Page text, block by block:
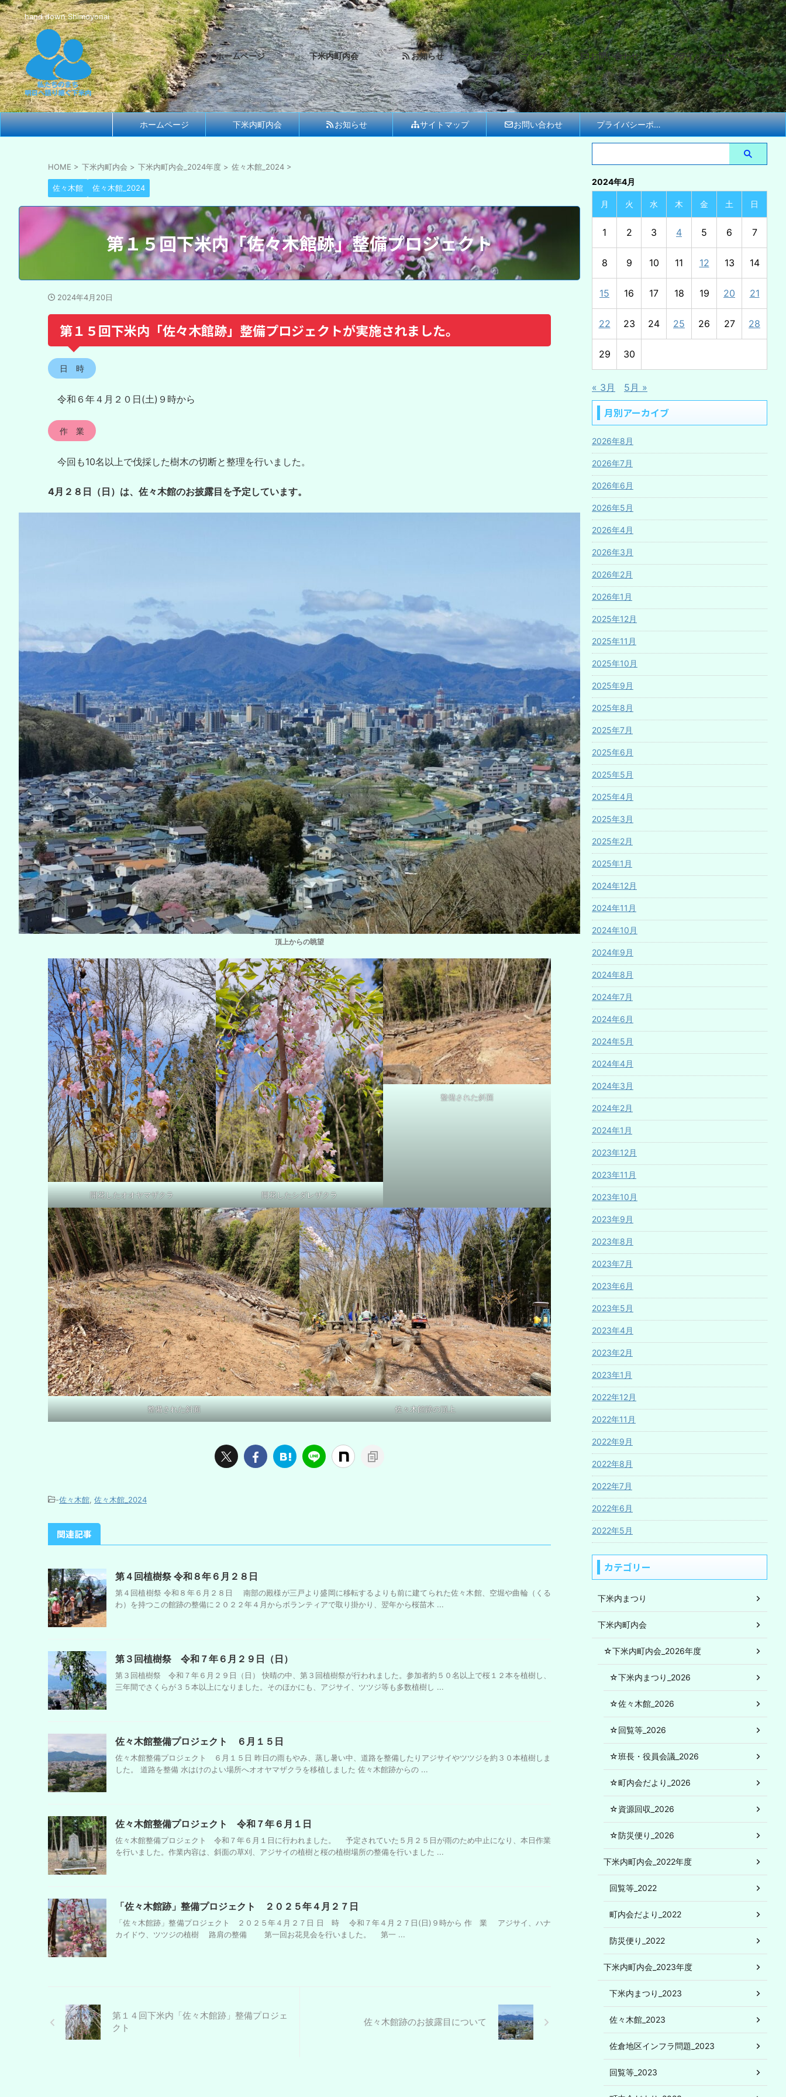
hand down Shimoyonai
ホームページ 下米内町内会 お知らせ サイトマップ お問い合わせ プライバシーポリシー
ホームページ 下米内町内会 お知らせ サイトマップ お問い合わせ プライバシーポリシー
HOME > 下米内町内会 > 下米内町内会_2024年度 > 佐々木館_2024 >
佐々木館 佐々木館_2024
第１５回下米内「佐々木館跡」整備プロジェクト
2024年4月20日
第１５回下米内「佐々木館跡」整備プロジェクトが実施されました。
日 時
令和６年４月２０日(土)９時から
作 業
今回も10名以上で伐採した樹木の切断と整理を行いました。
4月２８日（日）は、佐々木館のお披露目を予定しています。
頂上からの眺望
開花したオオヤマザクラ 開花したシダレザクラ
整備された斜面
整備された斜面 佐々木館跡の頂上
-佐々木館, 佐々木館_2024
関連記事
第４回植樹祭 令和８年６月２８日
第４回植樹祭 令和８年６月２８日 南部の殿様が三戸より盛岡に移転するよりも前に建てられた佐々木館、空堀や曲輪（くる
わ）を持つこの館跡の整備に２０２２年４月からボランティアで取り掛かり、翌年から桜苗木 ...
第３回植樹祭 令和７年６月２９日（日）
第３回植樹祭 令和７年６月２９日（日） 快晴の中、第３回植樹祭が行われました。参加者約５０名以上で桜１２本を植樹し、
三年間でさくらが３５本以上になりました。そのほかにも、アジサイ、ツツジ等も多数植樹し ...
佐々木館整備プロジェクト ６月１５日
佐々木館整備プロジェクト ６月１５日 昨日の雨もやみ、蒸し暑い中、道路を整備したりアジサイやツツジを約３０本植樹しま
した。 道路を整備 水はけのよい場所へオオヤマザクラを移植しました 佐々木館跡からの ...
佐々木館整備プロジェクト 令和７年６月１日
佐々木館整備プロジェクト 令和７年６月１日に行われました。 予定されていた５月２５日が雨のため中止になり、本日作業
を行いました。作業内容は、斜面の草刈、アジサイの植樹と桜の植樹場所の整備を行いました ...
「佐々木館跡」整備プロジェクト ２０２５年４月２７日
「佐々木館跡」整備プロジェクト ２０２５年４月２７日 日 時 令和７年４月２７日(日)９時から 作 業 アジサイ、ハナ
カイドウ、ツツジの植樹 路肩の整備 第一回お花見会を行いました。 第一 ...
第１４回下米内「佐々木館跡」整備プロジェ
クト
佐々木館跡のお披露目について
2024年4月
月 火 水 木 金 土 日
1 2 3 4 5 6 7
8 9 10 11 12 13 14
15 16 17 18 19 20 21
22 23 24 25 26 27 28
29 30
« 3月 5月 »
月別アーカイブ
2026年8月
2026年7月
2026年6月
2026年5月
2026年4月
2026年3月
2026年2月
2026年1月
2025年12月
2025年11月
2025年10月
2025年9月
2025年8月
2025年7月
2025年6月
2025年5月
2025年4月
2025年3月
2025年2月
2025年1月
2024年12月
2024年11月
2024年10月
2024年9月
2024年8月
2024年7月
2024年6月
2024年5月
2024年4月
2024年3月
2024年2月
2024年1月
2023年12月
2023年11月
2023年10月
2023年9月
2023年8月
2023年7月
2023年6月
2023年5月
2023年4月
2023年2月
2023年1月
2022年12月
2022年11月
2022年9月
2022年8月
2022年7月
2022年6月
2022年5月
カテゴリー
下米内まつり
下米内町内会
☆下米内町内会_2026年度
☆下米内まつり_2026
☆佐々木館_2026
☆回覧等_2026
☆班長・役員会議_2026
☆町内会だより_2026
☆資源回収_2026
☆防災便り_2026
下米内町内会_2022年度
回覧等_2022
町内会だより_2022
防災便り_2022
下米内町内会_2023年度
下米内まつり_2023
佐々木館_2023
佐倉地区インフラ問題_2023
回覧等_2023